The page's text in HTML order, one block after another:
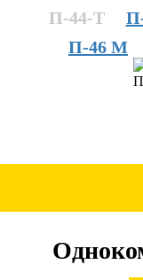
П-44-Т
П-46 М